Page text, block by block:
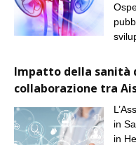
Impatto della sanità
collaborazione tra
in
in